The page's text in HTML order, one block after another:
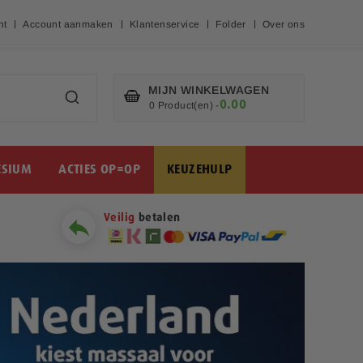
Account aanmaken Klantenservice Folder Over ons
MIJN WINKELWAGEN
0 Product(en) - €
0.00
ACTIES OP=OP KEUZEHULP
Veilig betalen